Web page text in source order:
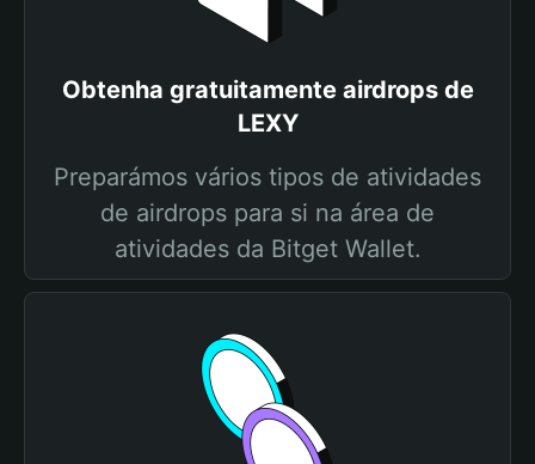
Obtenha gratuitamente airdrops de
LEXY
Preparámos vários tipos de atividades
de airdrops para si na área de
atividades da Bitget Wallet.